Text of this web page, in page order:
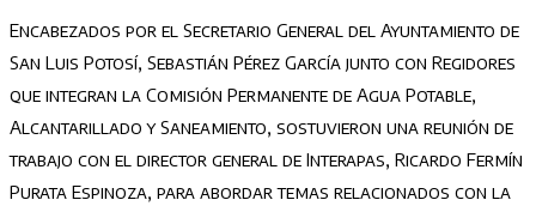
Encabezados por el Secretario General del Ayuntamiento de
San Luis Potosí, Sebastián Pérez García junto con Regidores
que integran la Comisión Permanente de Agua Potable,
Alcantarillado y Saneamiento, sostuvieron una reunión de
trabajo con el director general de Interapas, Ricardo Fermín
Purata Espinoza, para abordar temas relacionados con la